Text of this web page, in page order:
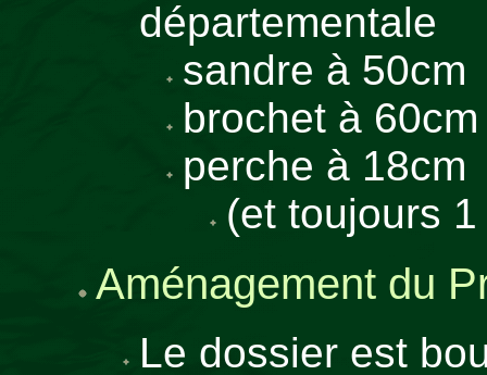
départementale
sandre à 50cm
brochet à
perche à 18cm
(et toujours
Aménagement du
Le dossier est